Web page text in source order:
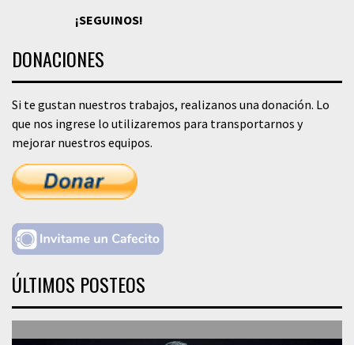
¡SEGUINOS!
DONACIONES
Si te gustan nuestros trabajos, realizanos una donación. Lo
que nos ingrese lo utilizaremos para transportarnos y
mejorar nuestros equipos.
ÚLTIMOS POSTEOS